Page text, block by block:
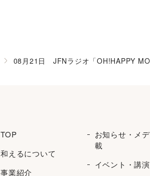
08月21日 JFNラジオ「OH!HAPPY
TOP
和えるについて
事業紹介
お知らせ・メ
載
イベント・講演